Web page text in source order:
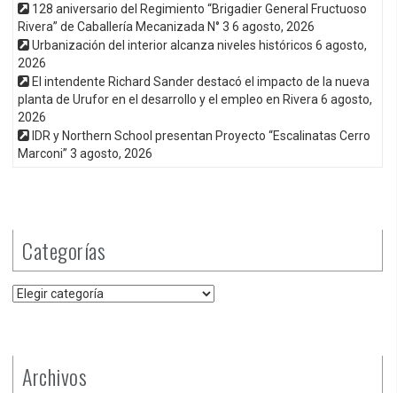
128 aniversario del Regimiento “Brigadier General Fructuoso
Rivera” de Caballería Mecanizada N° 3 6 agosto, 2026
Urbanización del interior alcanza niveles históricos 6 agosto,
2026
El intendente Richard Sander destacó el impacto de la nueva
planta de Urufor en el desarrollo y el empleo en Rivera 6 agosto,
2026
IDR y Northern School presentan Proyecto “Escalinatas Cerro
Marconi” 3 agosto, 2026
Categorías
Categorías
Archivos